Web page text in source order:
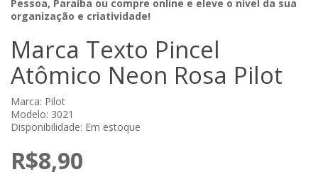
Pessoa, Paraíba ou compre online e eleve o nível da sua
organização e criatividade!
Marca Texto Pincel
Atômico Neon Rosa Pilot
Marca: Pilot
Modelo: 3021
Disponibilidade: Em estoque
R$8,90